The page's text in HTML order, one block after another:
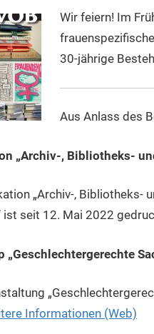
GerhalterWir feiern! Im
30-jährige
Aus Anlass des
„Archiv-, Bibliotheks-
„Archiv-, Bibliotheks-
ist seit 12. Mai 2022
„Geschlechtergerechte
Informationen (Web)